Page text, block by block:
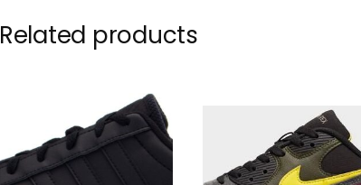
Related products